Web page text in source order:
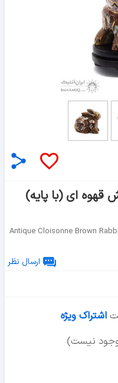
ای (با پایه)
Antique Cloisonne Brown
ارسال نظر
اشتراک ویژه
نیست)